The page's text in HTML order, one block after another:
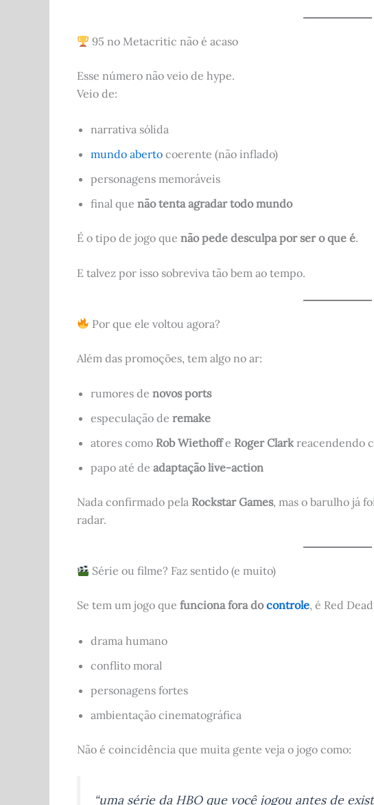
95 no Metacritic não é acaso
Esse número não veio de hype.
Veio de:
narrativa sólida
mundo aberto coerente (não inflado)
personagens memoráveis
final que não tenta agradar todo mundo
É o tipo de jogo que não pede desculpa por ser o que é.
E talvez por isso sobreviva tão bem ao tempo.
Por que ele voltou agora?
Além das promoções, tem algo no ar:
rumores de novos ports
especulação de remake
atores como Rob Wiethoffe Roger Clark reacendendo
papo até de adaptação live-action
Nada confirmado pela Rockstar Games, mas o barulho já
radar.
Série ou filme? Faz sentido (e muito)
Se tem um jogo que funciona fora docontrole, é Red
drama humano
conflito moral
personagens fortes
ambientação cinematográfica
Não é coincidência que muita gente veja o jogo como:
“uma série da HBO que você jogou antes de